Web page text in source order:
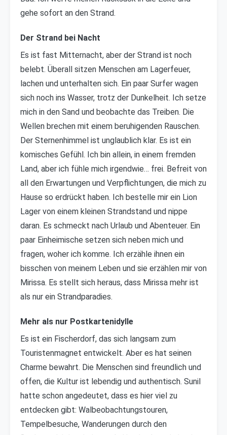
gehe sofort an den Strand.
Der Strand bei Nacht
Es ist fast Mitternacht, aber der Strand ist noch
belebt. Überall sitzen Menschen am Lagerfeuer,
lachen und unterhalten sich. Ein paar Surfer wagen
sich noch ins Wasser, trotz der Dunkelheit. Ich setze
mich in den Sand und beobachte das Treiben. Die
Wellen brechen mit einem beruhigenden Rauschen.
Der Sternenhimmel ist unglaublich klar. Es ist ein
komisches Gefühl. Ich bin allein, in einem fremden
Land, aber ich fühle mich irgendwie… frei. Befreit von
all den Erwartungen und Verpflichtungen, die mich zu
Hause so erdrückt haben. Ich bestelle mir ein Lion
Lager von einem kleinen Strandstand und nippe
daran. Es schmeckt nach Urlaub und Abenteuer. Ein
paar Einheimische setzen sich neben mich und
fragen, woher ich komme. Ich erzähle ihnen ein
bisschen von meinem Leben und sie erzählen mir von
Mirissa. Es stellt sich heraus, dass Mirissa mehr ist
als nur ein Strandparadies.
Mehr als nur Postkartenidylle
Es ist ein Fischerdorf, das sich langsam zum
Touristenmagnet entwickelt. Aber es hat seinen
Charme bewahrt. Die Menschen sind freundlich und
offen, die Kultur ist lebendig und authentisch. Sunil
hatte schon angedeutet, dass es hier viel zu
entdecken gibt: Walbeobachtungstouren,
Tempelbesuche, Wanderungen durch den